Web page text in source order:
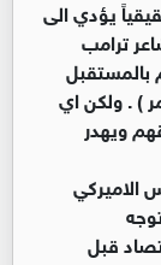
يؤدي الى
ترامب
) . ولكن اي
ويهدر
الاميركي
قبل